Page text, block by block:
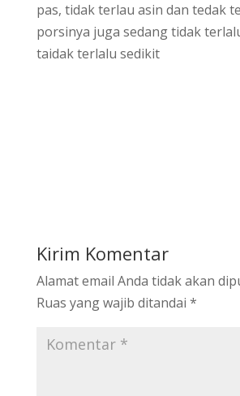
pas, tidak terlau asin dan tedak
porsinya juga sedang tidak
taidak terlalu sedikit
Kirim Komentar
Alamat email Anda tidak akan
Ruas yang wajib ditandai *